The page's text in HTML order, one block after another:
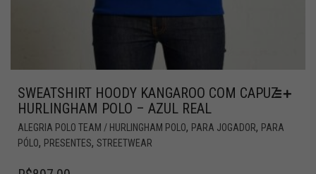
SWEATSHIRT HOODY KANGAROO COM CAPUZ
HURLINGHAM POLO – AZUL REAL
ALEGRIA POLO TEAM / HURLINGHAM POLO, PARA JOGADOR, PARA
PÓLO, PRESENTES, STREETWEAR